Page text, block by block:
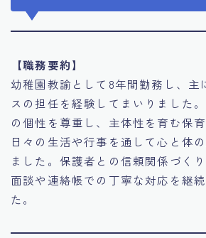
【職務要約】
幼稚園教諭として8年間勤務し、主
スの担任を経験してまいりました
の個性を尊重し、主体性を育む保
日々の生活や行事を通して心と体
ました。保護者との信頼関係づく
面談や連絡帳での丁寧な対応を継
た。